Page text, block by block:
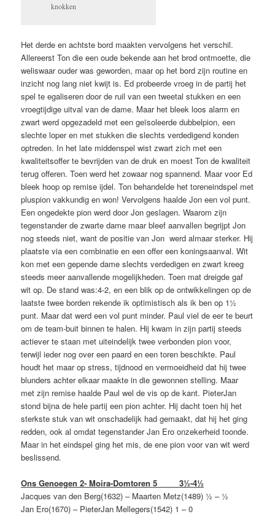
knokken
Het derde en achtste bord maakten vervolgens het verschil.
Allereerst Ton die een oude bekende aan het brod ontmoette, die
weliswaar ouder was geworden, maar op het bord zijn routine en
inzicht nog lang niet kwijt is. Ed probeerde vroeg in de partij het
spel te egaliseren door de ruil van een twee­tal stukken en een
vroegtijdige uitval van de dame. Maar het bleek loos alarm en
zwart werd opgezadeld met een geïsoleerde dubbelpion, een
slechte loper en met stukken die slechts verdedi­gend konden
optreden. In het late middenspel wist zwart zich met een
kwaliteitsoffer te bevrijden van de druk en moest Ton de kwaliteit
terug offeren. Toen werd het zowaar nog spannend. Maar voor Ed
bleek hoop op remise ijdel. Ton behandelde het toreneindspel met
pluspion vakkundig en won! Vervolgens haalde Jon een vol punt.
Een ongedekte pion werd door Jon geslagen. Waarom zijn
tegenstander de zwarte dame maar bleef aanvallen begrijpt Jon
nog steeds niet, want de positie van Jon werd almaar sterker. Hij
plaatste via een combinatie en een offer een koningsaanval. Wit
kon met een gepende dame slechts verdedigen en zwart kreeg
steeds meer aanvallende mogelijkheden. Toen mat dreigde gaf
wit op. De stand was:4-2, en een blik op de ontwikkelingen op de
laatste twee borden rekende ik opti­mis­tisch als ik ben op 1½
punt. Maar dat werd een vol punt minder. Paul viel de eer te beurt
om de team-buit binnen te halen. Hij kwam in zijn partij steeds
actiever te staan met uiteindelijk twee verbonden pion voor,
terwijl ieder nog over een paard en een toren beschikte. Paul
houdt het maar op stress, tijdnood en vermoeidheid dat hij twee
blunders achter elkaar maakte in die gewonnen stelling. Maar
met zijn remise haalde Paul wel de vis op de kant. PieterJan
stond bijna de hele partij een pion achter. Hij dacht toen hij het
sterkste stuk van wit onschadelijk had gemaakt, dat hij het ging
redden, ook al omdat tegenstander Jan Ero onzekerheid toonde.
Maar in het eindspel ging het mis, de ene pion voor van wit werd
beslissend.
Ons Genoegen 2- Moira-Domtoren 5 3½-4½
Jacques van den Berg(1632) – Maarten Metz(1489) ½ – ½
Jan Ero(1670) – PieterJan Mellegers(1542) 1 – 0